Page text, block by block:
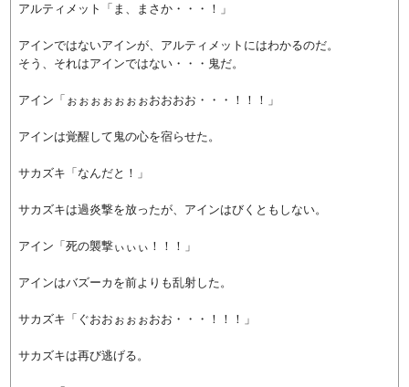
アルティメット「ま、まさか・・・！」
アインではないアインが、アルティメットにはわかるのだ。
そう、それはアインではない・・・鬼だ。
アイン「ぉぉぉぉぉぉぉおおおお・・・！！！」
アインは覚醒して鬼の心を宿らせた。
サカズキ「なんだと！」
サカズキは過炎撃を放ったが、アインはびくともしない。
アイン「死の襲撃ぃぃぃ！！！」
アインはバズーカを前よりも乱射した。
サカズキ「ぐおおぉぉぉおお・・・！！！」
サカズキは再び逃げる。